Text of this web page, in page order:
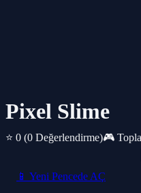
Pixel Slime
⭐ 0 (0 Değerlendirme)🎮
📱 Yeni Pencede AÇ